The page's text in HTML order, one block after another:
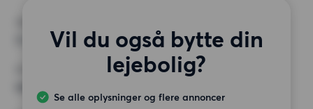
Vil du også bytte din
lejebolig?
Se alle oplysninger og flere annoncer
3 værelser
MIN. ANTAL KVADRATMETER